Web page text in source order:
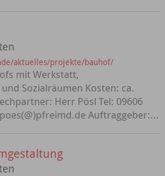
aktuelles/projekte/bauhof/
mit Werkstatt,
Sozialräumen Kosten: ca.
Herr Pösl Tel: 09606
Auftraggeber:...